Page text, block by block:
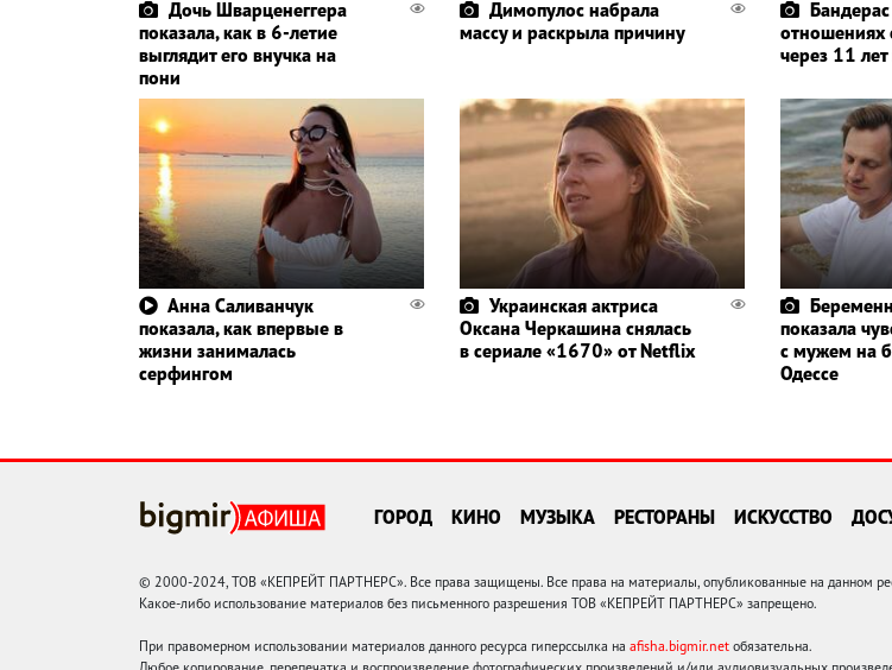
Дочь Шварценеггера
показала, как в 6-летие
выглядит его внучка на
пони
Димопулос набрала
массу и раскрыла причину
отношениях
через 11
Анна Саливанчук
показала, как впервые в
жизни занималась
серфингом
Украинская актриса
Оксана Черкашина снялась
в сериале «1670» от Netflix
показала
с мужем на
Одессе
ГОРОД КИНО МУЗЫКА РЕСТОРАНЫ ИСКУССТВО
© 2000-2024, ТОВ «КЕПРЕЙТ ПАРТНЕРС». Все права защищены. Все права на материалы, опубликованные на данном
Какое-либо использование материалов без письменного разрешения ТОВ «КЕПРЕЙТ ПАРТНЕРС» запрещено.
При правомерном использовании материалов данного ресурса гиперссылка на afisha.bigmir.net обязательна.